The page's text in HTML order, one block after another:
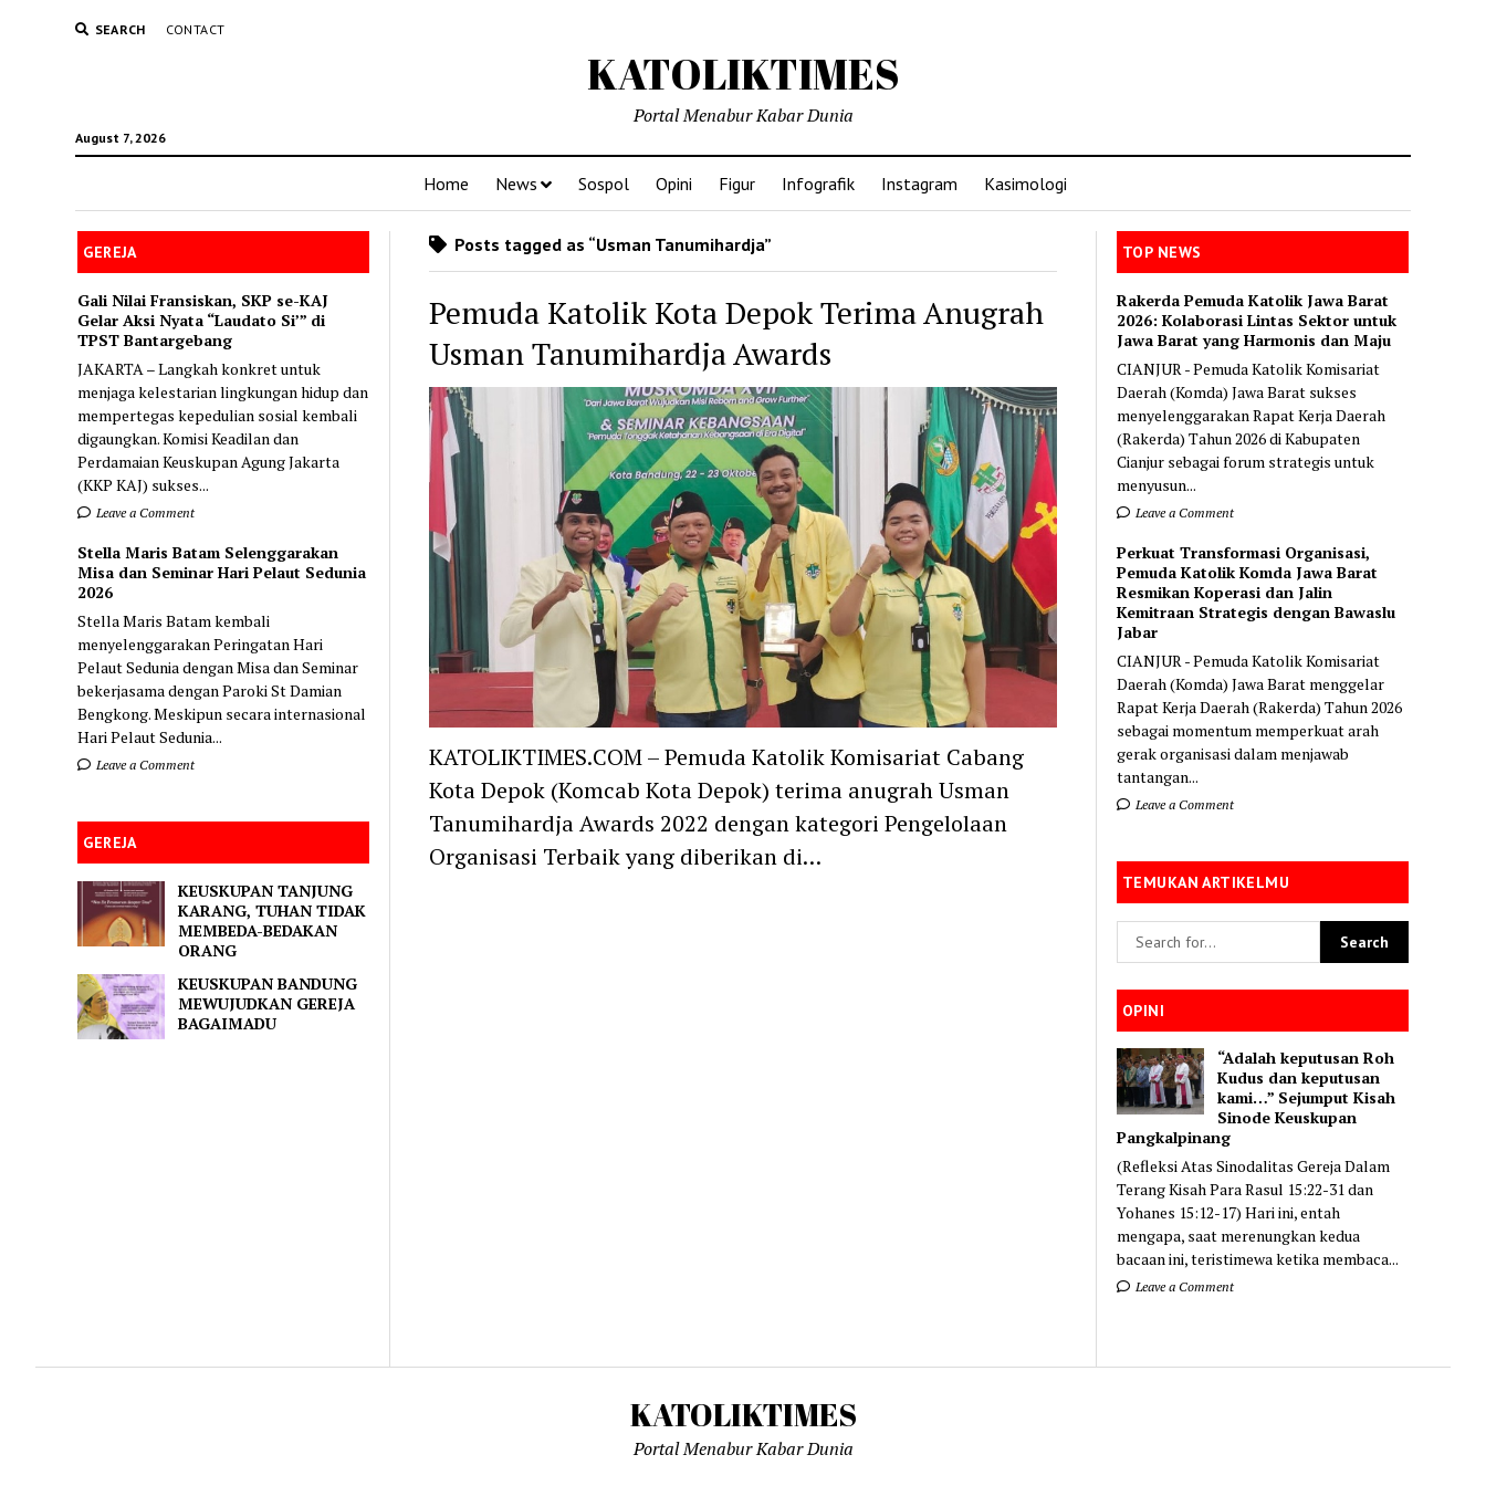
SEARCH CONTACT
KATOLIKTIMES
August 7, 2026
Portal Menabur Kabar Dunia
Home News Sospol Opini Figur Infografik Instagram Kasimologi
GEREJA
Gali Nilai Fransiskan, SKP se-KAJ
Gelar Aksi Nyata “Laudato Si’” di
TPST Bantargebang
JAKARTA – Langkah konkret untuk
menjaga kelestarian lingkungan hidup dan
mempertegas kepedulian sosial kembali
digaungkan. Komisi Keadilan dan
Perdamaian Keuskupan Agung Jakarta
(KKP KAJ) sukses...
Leave a Comment
Stella Maris Batam Selenggarakan
Misa dan Seminar Hari Pelaut Sedunia
2026
Stella Maris Batam kembali
menyelenggarakan Peringatan Hari
Pelaut Sedunia dengan Misa dan Seminar
bekerjasama dengan Paroki St Damian
Bengkong. Meskipun secara internasional
Hari Pelaut Sedunia...
Leave a Comment
GEREJA
KEUSKUPAN TANJUNG
KARANG, TUHAN TIDAK
MEMBEDA-BEDAKAN
ORANG
KEUSKUPAN BANDUNG
MEWUJUDKAN GEREJA
BAGAIMADU
Posts tagged as “Usman Tanumihardja”
Pemuda Katolik Kota Depok Terima Anugrah
Usman Tanumihardja Awards
KATOLIKTIMES.COM – Pemuda Katolik Komisariat Cabang
Kota Depok (Komcab Kota Depok) terima anugrah Usman
Tanumihardja Awards 2022 dengan kategori Pengelolaan
Organisasi Terbaik yang diberikan di…
TOP NEWS
Rakerda Pemuda Katolik Jawa Barat
2026: Kolaborasi Lintas Sektor untuk
Jawa Barat yang Harmonis dan Maju
CIANJUR - Pemuda Katolik Komisariat
Daerah (Komda) Jawa Barat sukses
menyelenggarakan Rapat Kerja Daerah
(Rakerda) Tahun 2026 di Kabupaten
Cianjur sebagai forum strategis untuk
menyusun...
Leave a Comment
Perkuat Transformasi Organisasi,
Pemuda Katolik Komda Jawa Barat
Resmikan Koperasi dan Jalin
Kemitraan Strategis dengan Bawaslu
Jabar
CIANJUR - Pemuda Katolik Komisariat
Daerah (Komda) Jawa Barat menggelar
Rapat Kerja Daerah (Rakerda) Tahun 2026
sebagai momentum memperkuat arah
gerak organisasi dalam menjawab
tantangan...
Leave a Comment
TEMUKAN ARTIKELMU
OPINI
“Adalah keputusan Roh
Kudus dan keputusan
kami…” Sejumput Kisah
Sinode Keuskupan
Pangkalpinang
(Refleksi Atas Sinodalitas Gereja Dalam
Terang Kisah Para Rasul 15:22-31 dan
Yohanes 15:12-17) Hari ini, entah
mengapa, saat merenungkan kedua
bacaan ini, teristimewa ketika membaca...
Leave a Comment
KATOLIKTIMES
Portal Menabur Kabar Dunia